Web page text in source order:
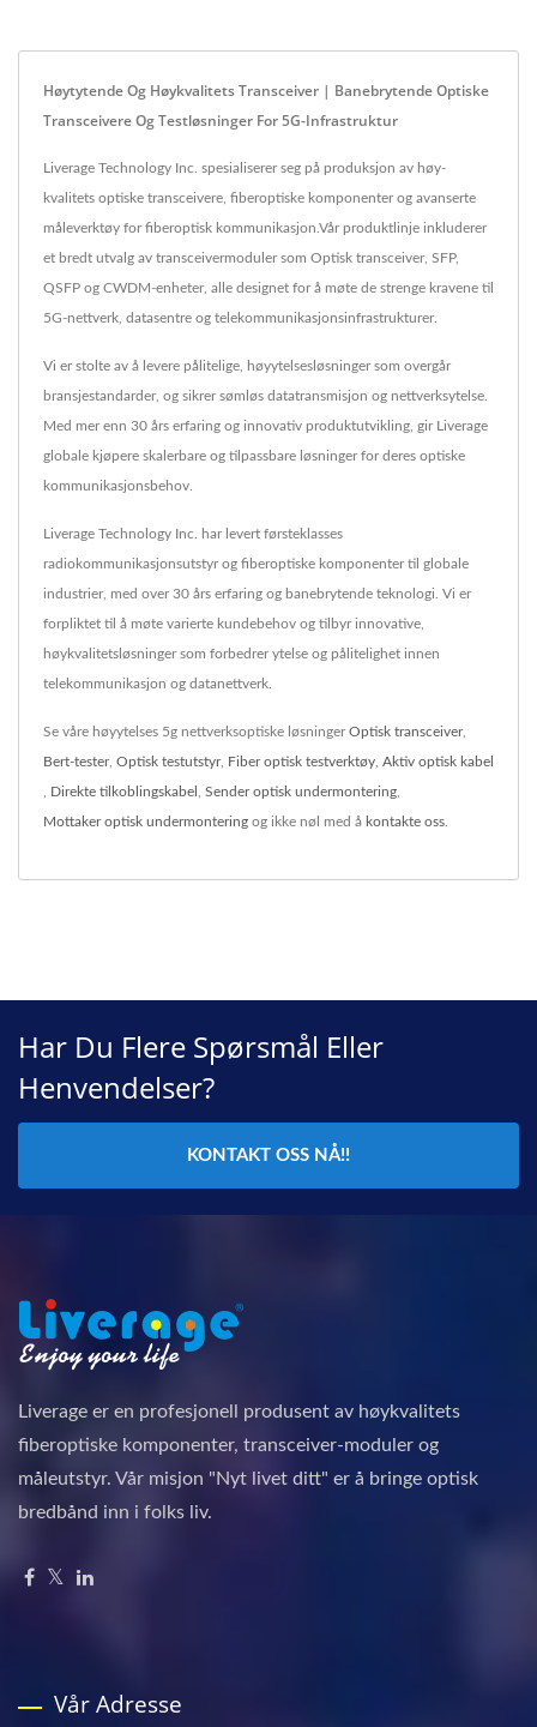
Høytytende Og Høykvalitets Transceiver | Banebrytende Optiske
Transceivere Og Testløsninger For 5G-Infrastruktur
Liverage Technology Inc. spesialiserer seg på produksjon av høy-
kvalitets optiske transceivere, fiberoptiske komponenter og avanserte
måleverktøy for fiberoptisk kommunikasjon.Vår produktlinje inkluderer
et bredt utvalg av transceivermoduler som Optisk transceiver, SFP,
QSFP og CWDM-enheter, alle designet for å møte de strenge kravene til
5G-nettverk, datasentre og telekommunikasjonsinfrastrukturer.
Vi er stolte av å levere pålitelige, høyytelsesløsninger som overgår
bransjestandarder, og sikrer sømløs datatransmisjon og nettverksytelse.
Med mer enn 30 års erfaring og innovativ produktutvikling, gir Liverage
globale kjøpere skalerbare og tilpassbare løsninger for deres optiske
kommunikasjonsbehov.
Liverage Technology Inc. har levert førsteklasses
radiokommunikasjonsutstyr og fiberoptiske komponenter til globale
industrier, med over 30 års erfaring og banebrytende teknologi. Vi er
forpliktet til å møte varierte kundebehov og tilbyr innovative,
høykvalitetsløsninger som forbedrer ytelse og pålitelighet innen
telekommunikasjon og datanettverk.
Se våre høyytelses 5g nettverksoptiske løsningerOptisk transceiver,
Bert-tester, Optisk testutstyr, Fiber optisk testverktøy Aktiv optisk kabel
Direkte tilkoblingskabel Sender optisk undermontering
Mottaker optisk undermontering og ikke nøl med å kontakte oss
Har Du Flere Spørsmål Eller
Henvendelser?
KONTAKT OSS NÅ!!
Liverage er en profesjonell produsent av høykvalitets
fiberoptiske komponenter, transceiver-moduler og
måleutstyr. Vår misjon "Nyt livet ditt" er å bringe optisk
bredbånd inn i folks liv.
Vår Adresse